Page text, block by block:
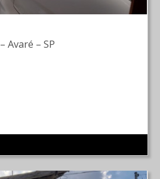
– Avaré – SP